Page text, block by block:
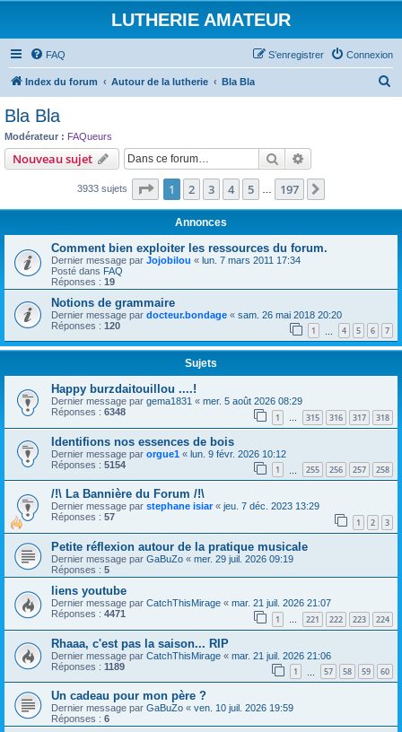
LUTHERIE AMATEUR
FAQ Connexion
S’enregistrer
Index du forum Autour de la lutherie Bla Bla
c
Bla Bla
Modérateur : FAQueurs
Nouveau sujet Rechercher
3933 sujets Page 1sur197
1 2 3 4 5 197
Annonces
Comment bien exploiter les ressources du forum.
Dernier message par Jojobilou « lun. 7 mars 2011 17:34
Posté dans FAQ
Réponses : 19
Notions de grammaire
Dernier message par docteur.bondage « sam. 26 mai 2018 20:20
Réponses : 120 1 4 5 6 7
Sujets
Happy burzdaitouillou ....!
Dernier message par gema1831 « mer. 5 août 2026 08:29
Réponses : 6348 1 … 315 316 317 318
Identifions nos essences de bois
Dernier message par orgue1 « lun. 9 févr. 2026 10:12
Réponses : 5154 1 255 256 257 258
/!\ La Bannière du Forum /!\
Dernier message par stephane isiar« jeu. 7 déc. 2023 13:29
Réponses : 57 1 2 3
Petite réflexion autour de la pratique musicale
Dernier message par GaBuZo « mer. 29 juil. 2026 09:19
Réponses : 5
liens youtube
Dernier message par CatchThisMirage « mar. 21 juil. 2026 21:07
Réponses : 4471 1 … 221 222 223 224
Rhaaa, c'est pas la saison... RIP
Dernier message par CatchThisMirage « mar. 21 juil. 2026 21:06
Réponses : 1189 1 57 58 59 60
Un cadeau pour mon père ?
Dernier message par GaBuZo « ven. 10 juil. 2026 19:59
Réponses : 6